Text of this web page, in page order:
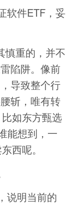
软件ETF，妥
慎重的，并不
陷阱。像前
导致整个行
斩，唯有转
如东方甄选
能想到，一
西呢。
说明当前的